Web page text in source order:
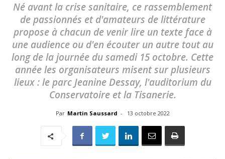
Né avant la crise sanitaire, ce rassemblement
de passionnés et d'amateurs de littérature
propose à chacun de venir lire un texte face à
une audience ou d'en écouter un autre tout au
long de la journée du samedi 15 octobre. Cette
année les organisateurs misent sur plusieurs
lieux : le parc Jeanine Dessay, l'auditorium du
Conservatoire et la Tisanerie.
Par Martin Saussard - 13 octobre 2022